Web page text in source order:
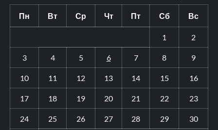
Пн Вт Ср Чт Пт Сб Вс
1 2
3 4 5 6 7 8 9
10 11 12 13 14 15 16
17 18 19 20 21 22 23
24 25 26 27 28 29 30